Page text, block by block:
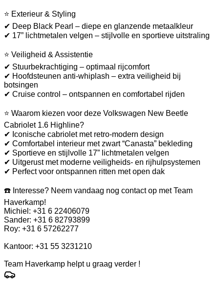
⭐ Exterieur & Styling
✔ Deep Black Pearl – diepe en glanzende metaalkleur
✔ 17” lichtmetalen velgen – stijlvolle en sportieve uitstraling
⭐ Veiligheid & Assistentie
✔ Stuurbekrachtiging – optimaal rijcomfort
✔ Hoofdsteunen anti-whiplash – extra veiligheid bij
botsingen
✔ Cruise control – ontspannen en comfortabel rijden
⭐ Waarom kiezen voor deze Volkswagen New Beetle
Cabriolet 1.6 Highline?
✔ Iconische cabriolet met retro-modern design
✔ Comfortabel interieur met zwart “Canasta” bekleding
✔ Sportieve en stijlvolle 17” lichtmetalen velgen
✔ Uitgerust met moderne veiligheids- en rijhulpsystemen
✔ Perfect voor ontspannen ritten met open dak
☎️ Interesse? Neem vandaag nog contact op met Team
Haverkamp!
Michiel: +31 6 22406079
Sander: +31 6 82793899
Roy: +31 6 57262277
Kantoor: +31 55 3231210
Team Haverkamp helpt u graag verder !